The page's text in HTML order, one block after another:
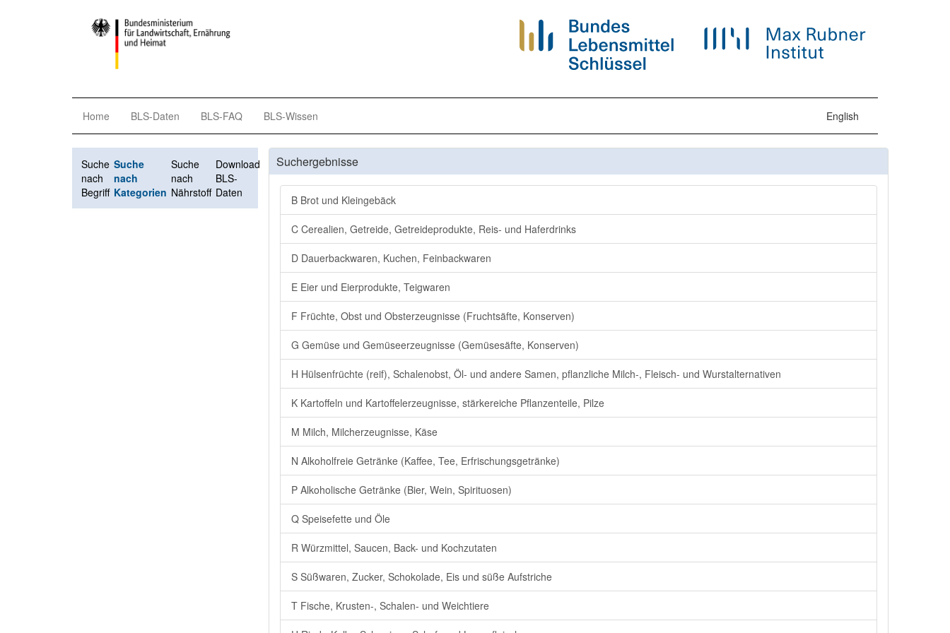
Home BLS-Daten BLS-FAQ BLS-Wissen English
Suche
nach
Begriff
Suche
nach
Kategorien
Suche
nach
Nährstoff
Download
BLS-
Daten
Suchergebnisse
B Brot und Kleingebäck
C Cerealien, Getreide, Getreideprodukte, Reis- und Haferdrinks
D Dauerbackwaren, Kuchen, Feinbackwaren
E Eier und Eierprodukte, Teigwaren
F Früchte, Obst und Obsterzeugnisse (Fruchtsäfte, Konserven)
G Gemüse und Gemüseerzeugnisse (Gemüsesäfte, Konserven)
H Hülsenfrüchte (reif), Schalenobst, Öl- und andere Samen, pflanzliche Milch-, Fleisch- und Wurstalternativen
K Kartoffeln und Kartoffelerzeugnisse, stärkereiche Pflanzenteile, Pilze
M Milch, Milcherzeugnisse, Käse
N Alkoholfreie Getränke (Kaffee, Tee, Erfrischungsgetränke)
P Alkoholische Getränke (Bier, Wein, Spirituosen)
Q Speisefette und Öle
R Würzmittel, Saucen, Back- und Kochzutaten
S Süßwaren, Zucker, Schokolade, Eis und süße Aufstriche
T Fische, Krusten-, Schalen- und Weichtiere